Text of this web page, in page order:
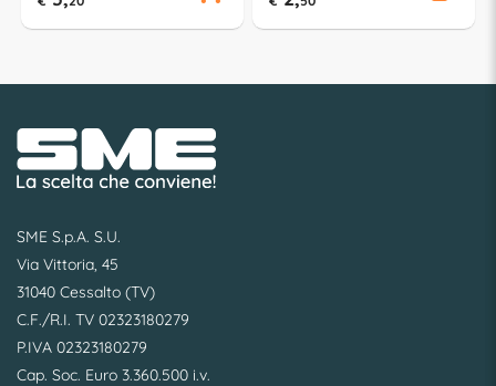
SME S.p.A. S.U.
Via Vittoria, 45
31040 Cessalto (TV)
C.F./R.I. TV 02323180279
P.IVA 02323180279
Cap. Soc. Euro 3.360.500 i.v.